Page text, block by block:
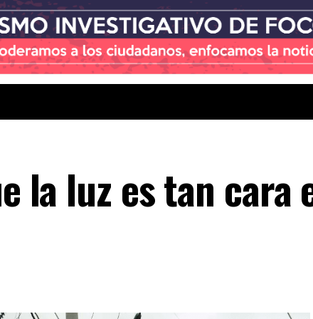
la luz es tan cara